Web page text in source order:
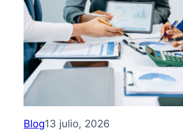
crecer
tu
PYME
sin
depender
inversionistas
Blog13 julio, 2026